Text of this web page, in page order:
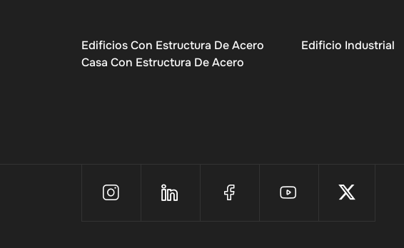
Edificios Con Estructura De Acero Edificio Industrial
Casa Con Estructura De Acero